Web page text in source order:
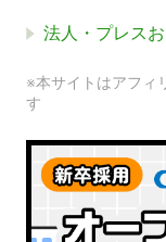
法人・プレス
※本サイトはアフィ
す